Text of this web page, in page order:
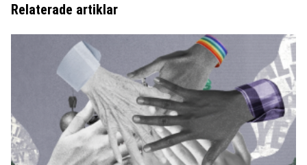
Relaterade artiklar